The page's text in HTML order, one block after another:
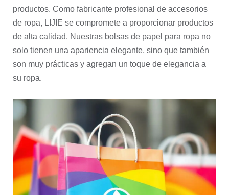
productos. Como fabricante profesional de accesorios
de ropa, LIJIE se compromete a proporcionar productos
de alta calidad. Nuestras bolsas de papel para ropa no
solo tienen una apariencia elegante, sino que también
son muy prácticas y agregan un toque de elegancia a
su ropa.